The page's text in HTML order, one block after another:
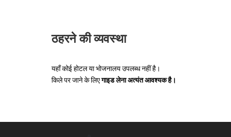
ठहरने की व्यवस्था
यहाँ कोई होटल या भोजनालय उपलब्ध नहीं है।
किले पर जाने के लिएगाइड लेना अत्यंत आवश्यक है।